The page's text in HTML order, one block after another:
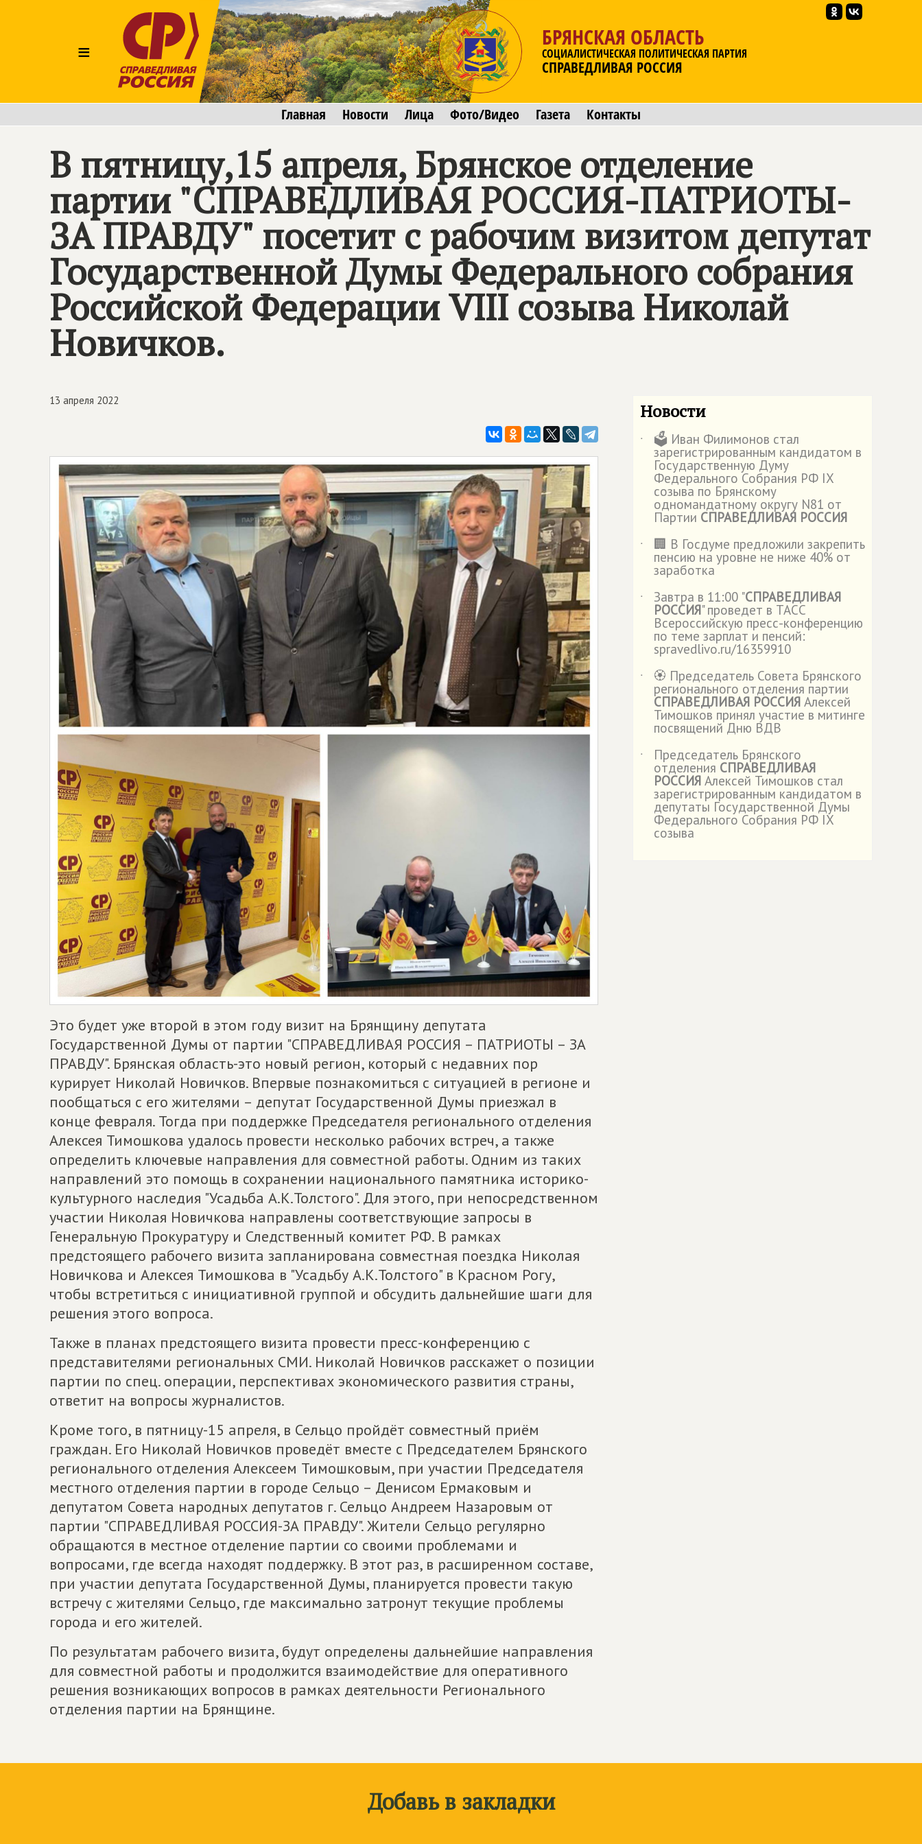
≡
БРЯНСКАЯ ОБЛАСТЬ
СОЦИАЛИСТИЧЕСКАЯ ПОЛИТИЧЕСКАЯ ПАРТИЯ
СПРАВЕДЛИВАЯ РОССИЯ
Главная Новости Лица Фото/Видео Газета Контакты
В пятницу,15 апреля, Брянское отделение
партии "СПРАВЕДЛИВАЯ РОССИЯ-ПАТРИОТЫ-
ЗА ПРАВДУ" посетит с рабочим визитом депутат
Государственной Думы Федерального собрания
Российской Федерации VIII созыва Николай
Новичков.
13 апреля 2022
Это будет уже второй в этом году визит на Брянщину депутата
Государственной Думы от партии "СПРАВЕДЛИВАЯ РОССИЯ – ПАТРИОТЫ – ЗА
ПРАВДУ". Брянская область-это новый регион, который с недавних пор
курирует Николай Новичков. Впервые познакомиться с ситуацией в регионе и
пообщаться с его жителями – депутат Государственной Думы приезжал в
конце февраля. Тогда при поддержке Председателя регионального отделения
Алексея Тимошкова удалось провести несколько рабочих встреч, а также
определить ключевые направления для совместной работы. Одним из таких
направлений это помощь в сохранении национального памятника историко-
культурного наследия "Усадьба А.К.Толстого". Для этого, при непосредственном
участии Николая Новичкова направлены соответствующие запросы в
Генеральную Прокуратуру и Следственный комитет РФ. В рамках
предстоящего рабочего визита запланирована совместная поездка Николая
Новичкова и Алексея Тимошкова в "Усадьбу А.К.Толстого" в Красном Рогу,
чтобы встретиться с инициативной группой и обсудить дальнейшие шаги для
решения этого вопроса.
Также в планах предстоящего визита провести пресс-конференцию с
представителями региональных СМИ. Николай Новичков расскажет о позиции
партии по спец. операции, перспективах экономического развития страны,
ответит на вопросы журналистов.
Кроме того, в пятницу-15 апреля, в Сельцо пройдёт совместный приём
граждан. Его Николай Новичков проведёт вместе с Председателем Брянского
регионального отделения Алексеем Тимошковым, при участии Председателя
местного отделения партии в городе Сельцо – Денисом Ермаковым и
депутатом Совета народных депутатов г. Сельцо Андреем Назаровым от
партии "СПРАВЕДЛИВАЯ РОССИЯ-ЗА ПРАВДУ". Жители Сельцо регулярно
обращаются в местное отделение партии со своими проблемами и
вопросами, где всегда находят поддержку. В этот раз, в расширенном составе,
при участии депутата Государственной Думы, планируется провести такую
встречу с жителями Сельцо, где максимально затронут текущие проблемы
города и его жителей.
По результатам рабочего визита, будут определены дальнейшие направления
для совместной работы и продолжится взаимодействие для оперативного
решения возникающих вопросов в рамках деятельности Регионального
отделения партии на Брянщине.
Новости
˙ 🗳️ Иван Филимонов стал
зарегистрированным кандидатом в
Государственную Думу
Федерального Собрания РФ IX
созыва по Брянскому
одномандатному округу N81 от
Партии СПРАВЕДЛИВАЯ РОССИЯ
˙
🏢 В Госдуме предложили закрепить
пенсию на уровне не ниже 40% от
заработка
˙
Завтра в 11:00 "СПРАВЕДЛИВАЯ
РОССИЯ" проведет в ТАСС
Всероссийскую пресс-конференцию
по теме зарплат и пенсий:
spravedlivo.ru/16359910
˙
🏵️ Председатель Совета Брянского
регионального отделения партии
СПРАВЕДЛИВАЯ РОССИЯ Алексей
Тимошков принял участие в митинге
посвящений Дню ВДВ
˙
Председатель Брянского
отделения СПРАВЕДЛИВАЯ
РОССИЯ Алексей Тимошков стал
зарегистрированным кандидатом в
депутаты Государственной Думы
Федерального Собрания РФ IX
созыва
Добавь в закладки